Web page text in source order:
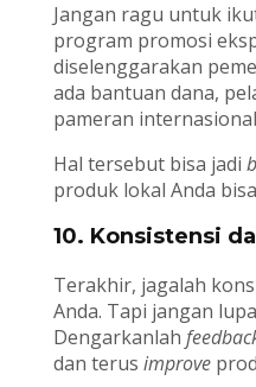
Jangan ragu untuk
program promosi
diselenggarakan
ada bantuan dana,
pameran
Hal tersebut bisa jadi
produk lokal Anda
10. Konsistensi
Terakhir, jagalah
Anda. Tapi jangan
Dengarkanlah
dan terus improve